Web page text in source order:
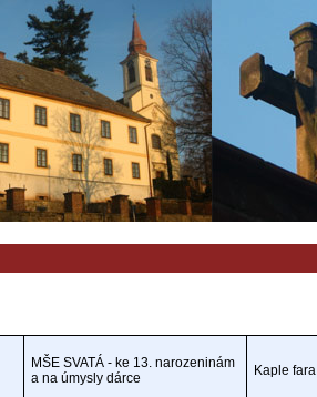
MŠE SVATÁ - ke 13. narozeninám
a na úmysly dárce
Kaple fara